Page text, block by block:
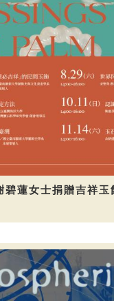
碧蓮女士捐贈吉祥玉